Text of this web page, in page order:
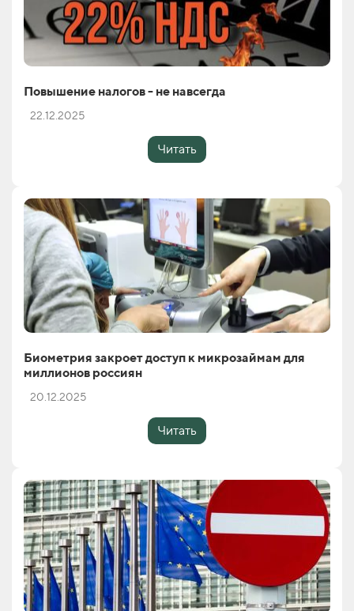
Повышение налогов - не навсегда
22.12.2025
Читать
Биометрия закроет доступ к микрозаймам для
миллионов россиян
20.12.2025
Читать